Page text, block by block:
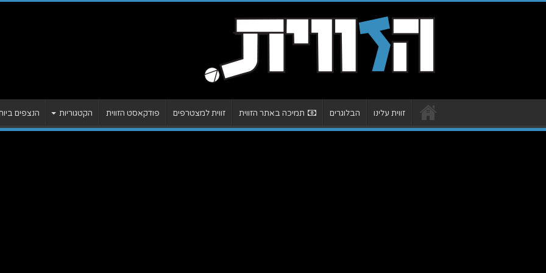
זווית עלינו הבלוגרים תמיכה באתר הזווית זווית למצטרפים פודקאסט הזווית הקטגוריות הנצפים